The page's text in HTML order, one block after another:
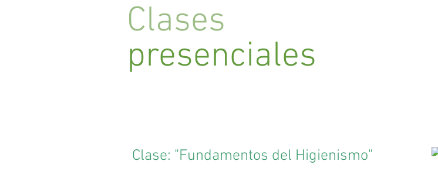
Clases
presenciales
Clase: "Fundamentos del Higienismo"